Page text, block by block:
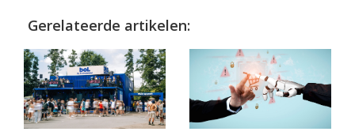
Gerelateerde artikelen: